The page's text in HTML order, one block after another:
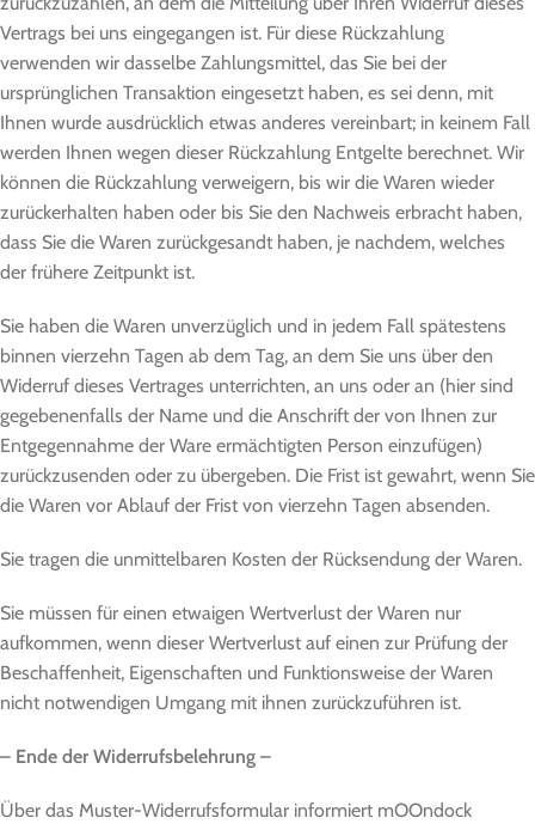
Vertrags bei uns eingegangen ist. Für diese Rückzahlung
verwenden wir dasselbe Zahlungsmittel, das Sie bei der
ursprünglichen Transaktion eingesetzt haben, es sei denn, mit
Ihnen wurde ausdrücklich etwas anderes vereinbart; in keinem Fall
werden Ihnen wegen dieser Rückzahlung Entgelte berechnet. Wir
können die Rückzahlung verweigern, bis wir die Waren wieder
zurückerhalten haben oder bis Sie den Nachweis erbracht haben,
dass Sie die Waren zurückgesandt haben, je nachdem, welches
der frühere Zeitpunkt ist.
Sie haben die Waren unverzüglich und in jedem Fall spätestens
binnen vierzehn Tagen ab dem Tag, an dem Sie uns über den
Widerruf dieses Vertrages unterrichten, an uns oder an (hier sind
gegebenenfalls der Name und die Anschrift der von Ihnen zur
Entgegennahme der Ware ermächtigten Person einzufügen)
zurückzusenden oder zu übergeben. Die Frist ist gewahrt, wenn Sie
die Waren vor Ablauf der Frist von vierzehn Tagen absenden.
Sie tragen die unmittelbaren Kosten der Rücksendung der Waren.
Sie müssen für einen etwaigen Wertverlust der Waren nur
aufkommen, wenn dieser Wertverlust auf einen zur Prüfung der
Beschaffenheit, Eigenschaften und Funktionsweise der Waren
nicht notwendigen Umgang mit ihnen zurückzuführen ist.
– Ende der Widerrufsbelehrung –
Über das Muster-Widerrufsformular informiert mOOndock